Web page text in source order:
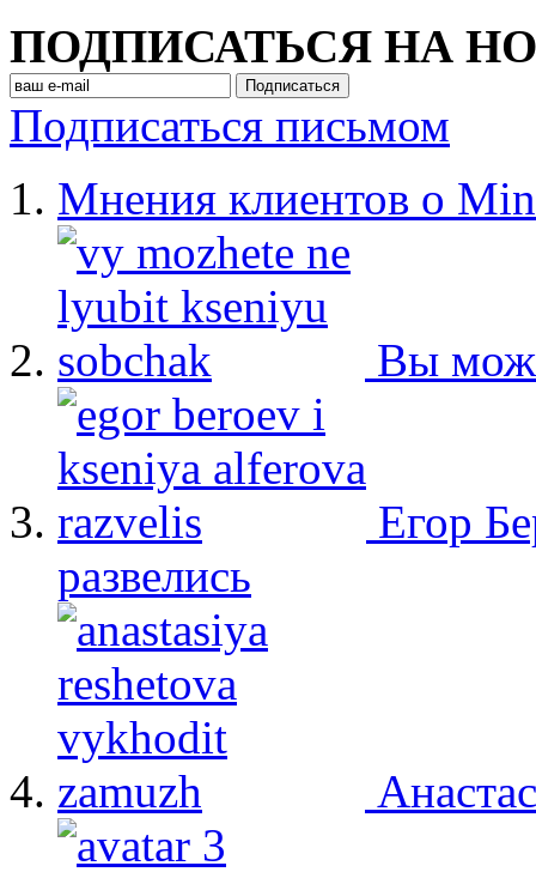
ПОДПИСАТЬСЯ НА
Подписаться письмом
Мнения клиентов о
Вы
Егор
развелись